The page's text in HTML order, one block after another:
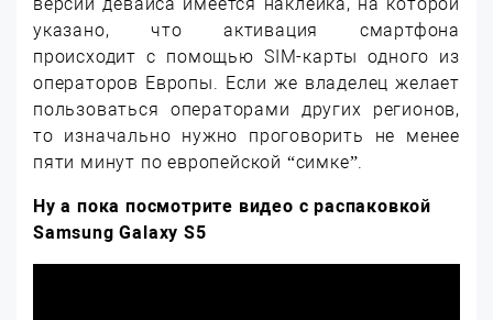
указано, что активация смартфона
происходит с помощью SIM-карты одного из
операторов Европы. Если же владелец желает
пользоваться операторами других регионов,
то изначально нужно проговорить не менее
пяти минут по европейской “симке”.
Ну а пока посмотрите видео с распаковкой
SamsungGalaxyS5